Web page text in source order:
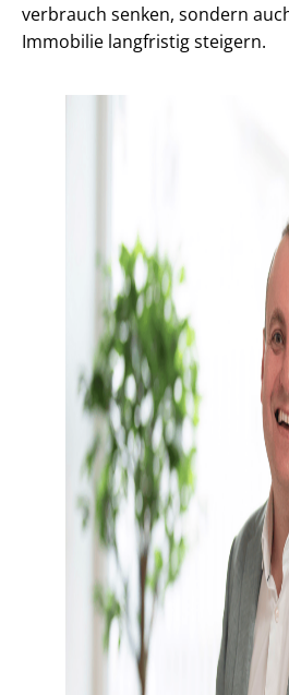
ver­brauch senken, sondern
Immobilie langfristig steigern.